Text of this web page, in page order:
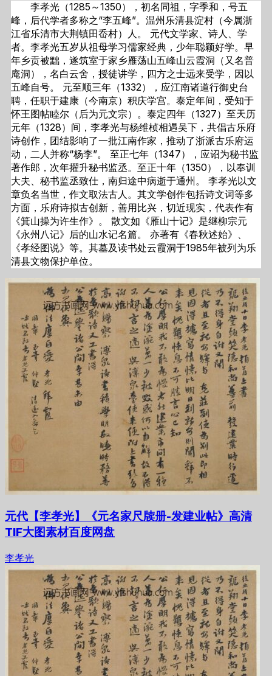
李孝光（1285～1350），初名同祖，字季和，号五
峰，后代学者多称之“李五峰”。温州乐清县淀村（今属浙
江省乐清市大荆镇田岙村）人。 元代文学家、诗人、学
者。李孝光五岁从祖母学习儒家经典，少年聪颖好学。早
年乡贡被黜，遂筑室于家乡雁荡山五峰山云霞洞（又名普
庵洞），名白云舍，授徒讲学，四方之士远来受学，因以
五峰自号。 元至顺三年（1332），应江南诸道行御史台
聘，任职于建康（今南京）积庆学宫。泰定年间，受知于
怀王图帖睦尔（后为元文宗）。泰定四年（1327）至天历
元年（1328）间，李孝光与杨维桢相遇吴下，共倡古乐府
诗创作，团结影响了一批江南作家，推动了浙派古乐府运
动，二人并称“杨李”。 至正七年（1347），应诏为秘书监
著作郎，次年擢升秘书监丞。至正十年（1350），以奉训
大夫、秘书监丞致仕，南归途中病逝于通州。 李孝光以文
章负名当世，作文取法古人。其文学创作包括诗文词等多
方面，乐府诗拟古创新，善用比兴，切近现实，代表作有
《箕山操为许生作》。 散文如《雁山十记》是继柳宗元
《永州八记》后的山水记名篇。 亦著有《春秋述始》、
《孝经图说》等。其墓及读书处云霞洞于1985年被列为乐
清县文物保护单位。
元代【李孝光】《元名家尺牍册-发建业帖》高清
TIF大图素材百度网盘
李孝光